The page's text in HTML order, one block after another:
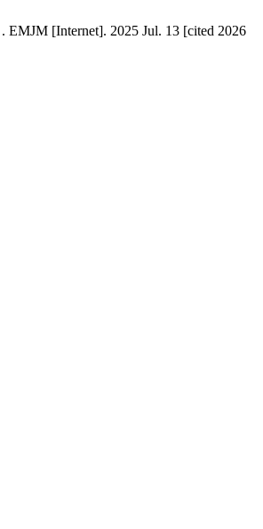
EMJM [Internet]. 2025 Jul. 13 [cited 2026